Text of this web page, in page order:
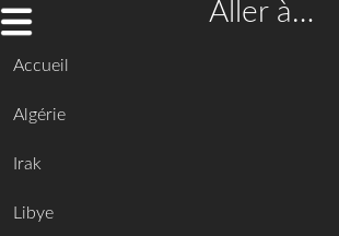
Aller à…
Accueil
Algérie
Irak
Libye